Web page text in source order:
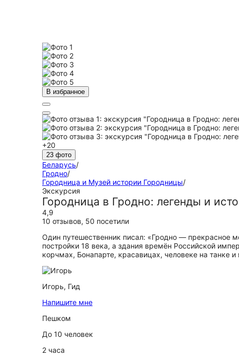
В избранное
+20
23 фото
Беларусь/
Гродно/
Городница и Музей истории Городницы/
Экскурсия
Городница в Гродно: легенды и
4,9
10 отзывов, 50 посетили
Один путешественник писал: «Гродно — прекрасное
постройки 18 века, а здания времён Российской
корчмах, Бонапарте, красавицах, человеке на танке
Игорь, Гид
Напишите мне
Пешком
До 10 человек
2 часа